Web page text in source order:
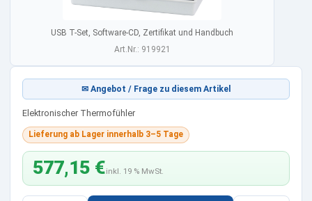
USB T-Set, Software-CD, Zertifikat und Handbuch
Art.Nr.: 919921
✉ Angebot / Frage zu diesem Artikel
Elektronischer Thermofühler
Lieferung ab Lager innerhalb 3–5 Tage
577,15 €inkl. 19 % MwSt.